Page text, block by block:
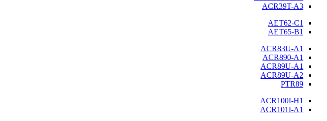
ACR39T-A3
AET62-C1
AET65-B1
ACR83U-A1
ACR890-A1
ACR89U-A1
ACR89U-A2
PTR89
ACR100I-H1
ACR101I-A1